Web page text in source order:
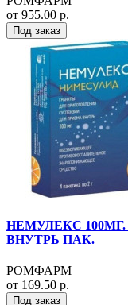
от 955.00 р.
Под заказ
НЕМУЛЕКС
ВНУТРЬ ПАК.
РОМФАРМ
от 169.50 р.
Под заказ